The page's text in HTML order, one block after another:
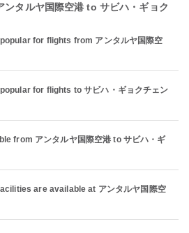
タルヤ国際空港 to サビハ・ギョク
for flights from アンタルヤ国際空
for flights to サビハ・ギョクチェン
from アンタルヤ国際空港 to サビハ・ギ
are available at アンタルヤ国際空